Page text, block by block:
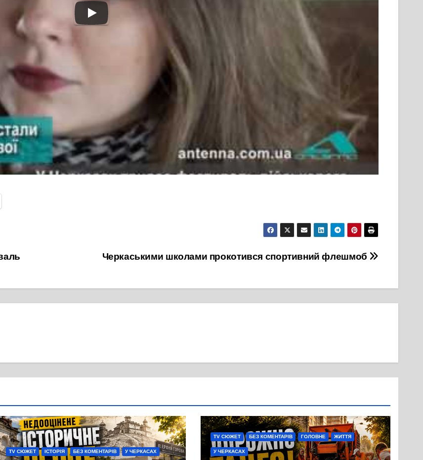
Черкаськими школами прокотився спортивний флешмоб
TV СЮЖЕТ ІСТОРІЯ БЕЗ КОМЕНТАРІВ У ЧЕРКАСАХ
TV СЮЖЕТ БЕЗ КОМЕНТАРІВ ГОЛОВНЕ ЖИТТЯ
У ЧЕРКАСАХ